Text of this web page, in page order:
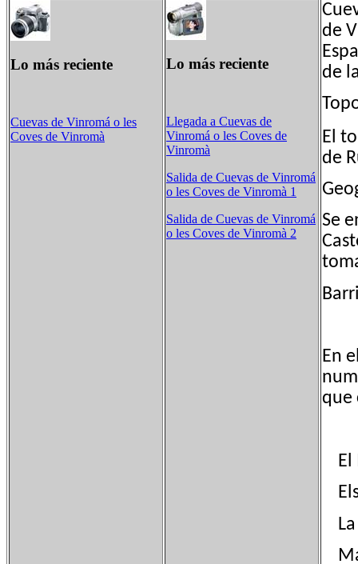
Lo más reciente
Cuevas de Vinromá o les
Coves de Vinromà
Lo más reciente
Llegada a Cuevas de
Vinromá o les Coves de
Vinromà
Salida de Cuevas de Vinromá
o les Coves de Vinromà 1
Salida de Cuevas de Vinromá
o les Coves de Vinromà 2
de
de
El
de
Se
En
que
El
La